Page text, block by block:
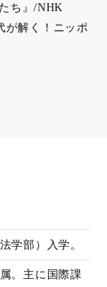
ち』/NHK
が解く！ニッポ
学部）入学。
。主に国際課